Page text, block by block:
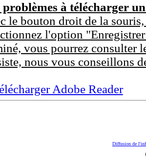
problèmes à télécharger
le bouton droit de la
l'option
vous pourrez consulter
nous vous conseillons
Adobe Reader
Diffusion de